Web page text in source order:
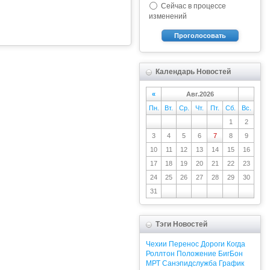
Сейчас в процессе
изменений
Проголосовать
Календарь Новостей
«
Авг.2026
Пн.
Вт. Ср. Чт. Пт. Сб.
Вс.
1
2
3
4 5 6 7 8
9
10
11 12 13 14 15
16
17
18 19 20 21 22
23
24
25 26 27 28 29
30
31
Тэги Новостей
Чехии Перенос Дороги Когда
Роллтон Положение БигБон
МРТ Санэпидслужба График